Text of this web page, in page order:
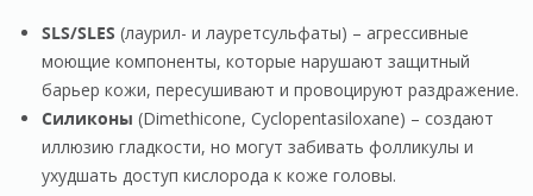
SLS/SLES (лаурил- и лауретсульфаты) – агрессивные
моющие компоненты, которые нарушают защитный
барьер кожи, пересушивают и провоцируют раздражение.
Силиконы (Dimethicone, Cyclopentasiloxane) – создают
иллюзию гладкости, но могут забивать фолликулы и
ухудшать доступ кислорода к коже головы.